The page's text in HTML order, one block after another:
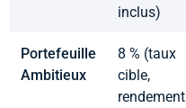
inclus)
Portefeuille
Ambitieux
8 % (taux
cible,
rendement